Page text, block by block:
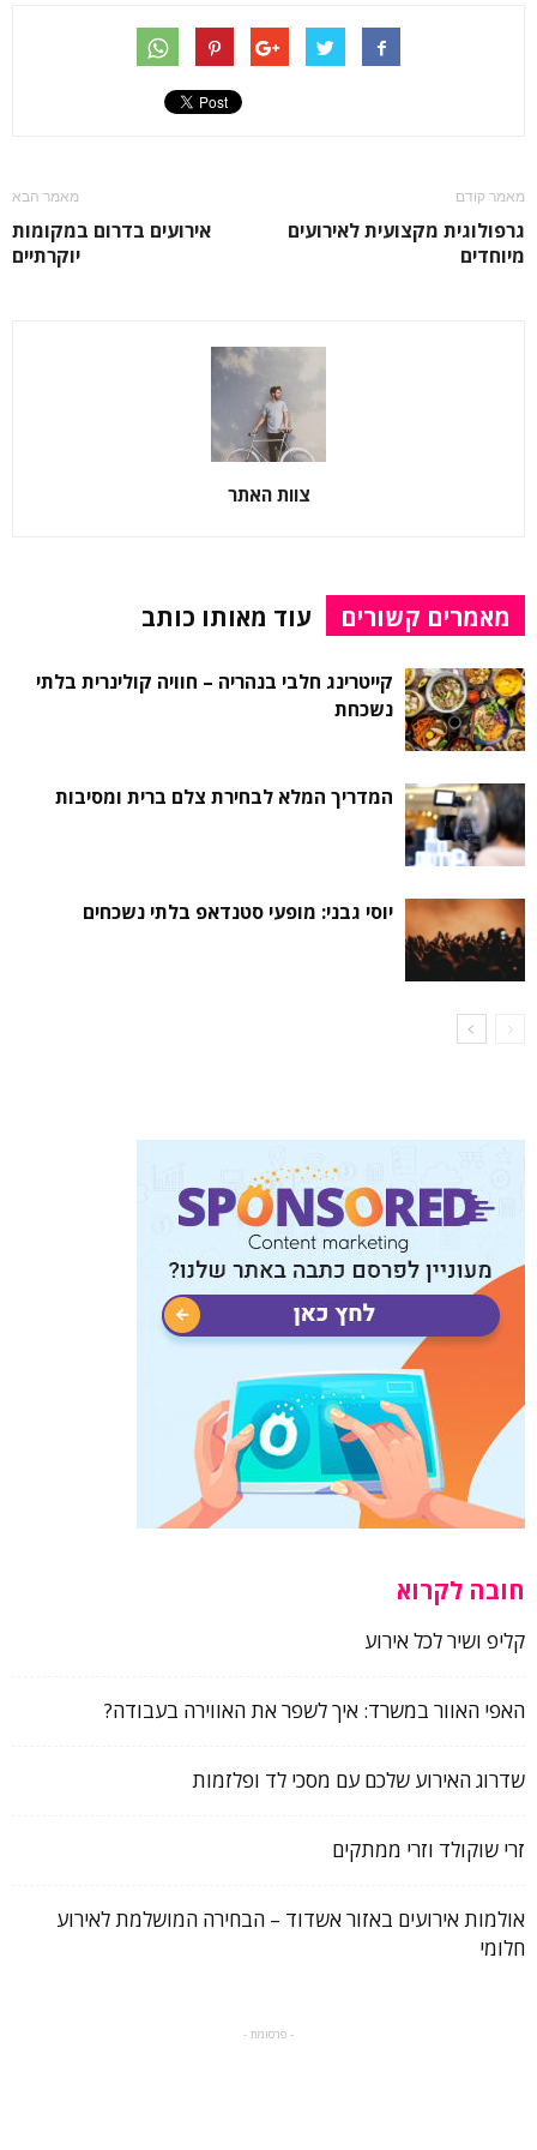
מאמר קודם
גרפולוגית מקצועית לאירועים
מיוחדים
מאמר הבא
אירועים בדרום במקומות
יוקרתיים
צוות האתר
מאמרים קשורים עוד מאותו כותב
קייטרינג חלבי בנהריה – חוויה קולינרית בלתי
נשכחת
המדריך המלא לבחירת צלם ברית ומסיבות
יוסי גבני: מופעי סטנדאפ בלתי נשכחים
חובה לקרוא
קליפ ושיר לכל אירוע
האפי האוור במשרד: איך לשפר את האווירה בעבודה?
שדרוג האירוע שלכם עם מסכי לד ופלזמות
זרי שוקולד וזרי ממתקים
אולמות אירועים באזור אשדוד – הבחירה המושלמת לאירוע
חלומי
- פרסומת -